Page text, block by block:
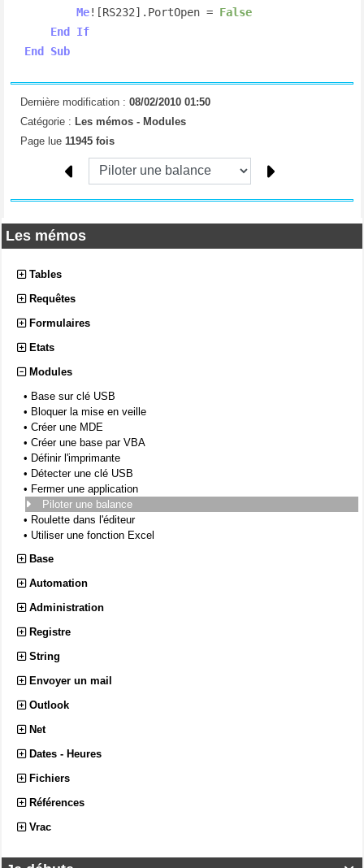
Les mémos
Tables
Requêtes
Formulaires
Etats
Modules
• Base sur clé USB
• Bloquer la mise en veille
• Créer une MDE
• Créer une base par VBA
• Définir l'imprimante
• Détecter une clé USB
• Fermer une application
Piloter une balance
• Roulette dans l'éditeur
• Utiliser une fonction Excel
Base
Automation
Administration
Registre
String
Envoyer un mail
Outlook
Net
Dates - Heures
Fichiers
Références
Vrac
Me![RS232].PortOpen = False
End If
End Sub
Dernière modification : 08/02/2010 01:50
Catégorie : Les mémos - Modules
Page lue 11945 fois